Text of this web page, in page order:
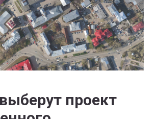
проект